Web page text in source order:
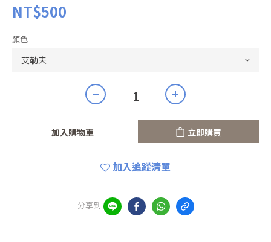
NT$500
顏色
加入購物車 立即購買
加入追蹤清單
分享到